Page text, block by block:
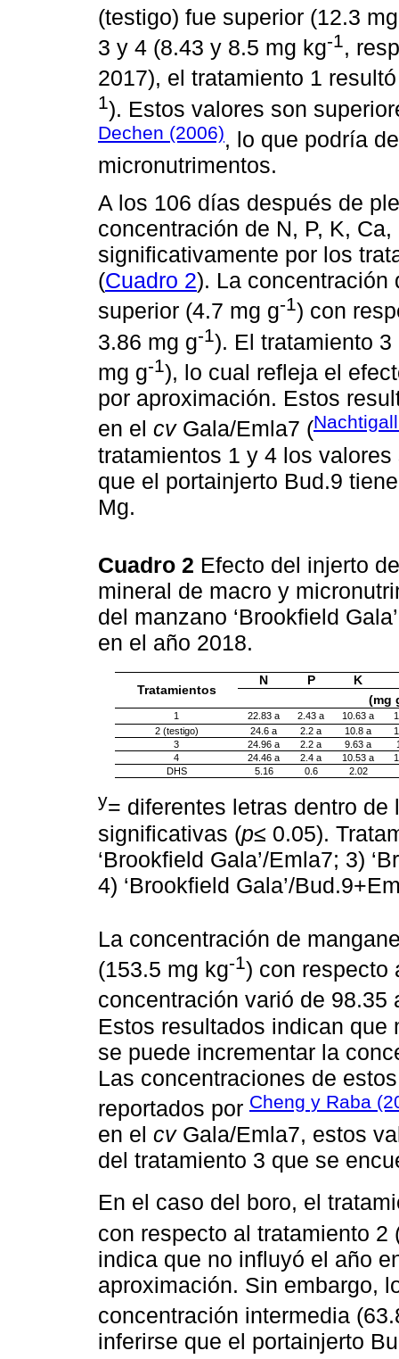
(testigo) fue superior (12.3
3 y 4 (8.43 y 8.5 mg kg-1,
2017), el tratamiento 1
1). Estos valores son
Dechen (2006), lo que podría
micronutrimentos.
A los 106 días después de
concentración de N, P, K,
significativamente por los
(Cuadro 2). La concentración
superior (4.7 mg g-1) con
3.86 mg g-1). El tratamiento
mg g-1), lo cual refleja el
por aproximación. Estos
en el cvGala/Emla7 (
tratamientos 1 y 4 los
que el portainjerto Bud.9
Mg.
Cuadro 2 Efecto del injerto
mineral de macro y
del manzano ‘Brookfield
en el año 2018.
Tratamientos
N P
K
(mg
1 22.83 a 2.43 a 10.63 a
2 (testigo)
24.6 a 2.2 a 10.8 a
3
24.96 a 2.2 a 9.63 a
4
24.46 a 2.4 a 10.53 a
DHS
5.16 0.6 2.02
y= diferentes letras dentro
significativas (p≤ 0.05).
‘Brookfield Gala’/Emla7; 3)
4) ‘Brookfield Gala’/
La concentración de
(153.5 mg kg-1) con respecto
concentración varió de 98.35
Estos resultados indican
se puede incrementar la
Las concentraciones de
reportados por Cheng y Raba
en el cvGala/Emla7, estos
del tratamiento 3 que se
En el caso del boro, el
con respecto al tratamiento 2
indica que no influyó el año
aproximación. Sin embargo,
concentración intermedia
inferirse que el portainjerto